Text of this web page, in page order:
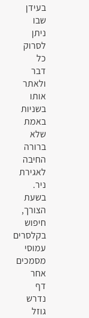
בעידן
שבו
ניתן
לסרוק
כל
דבר
ולאתר
אותו
בשניות
באמת
שלא
ברורה
החיבה
לאגירת
ניר.
בשעת
הצורך,
חיפוש
בקלסרים
עמוסי
מסמכים
אחר
דף
נדרש
גוזל